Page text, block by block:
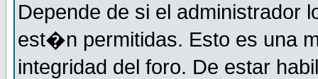
Depende de si el
est�n permitidas. Esto es una
integridad del foro. De estar